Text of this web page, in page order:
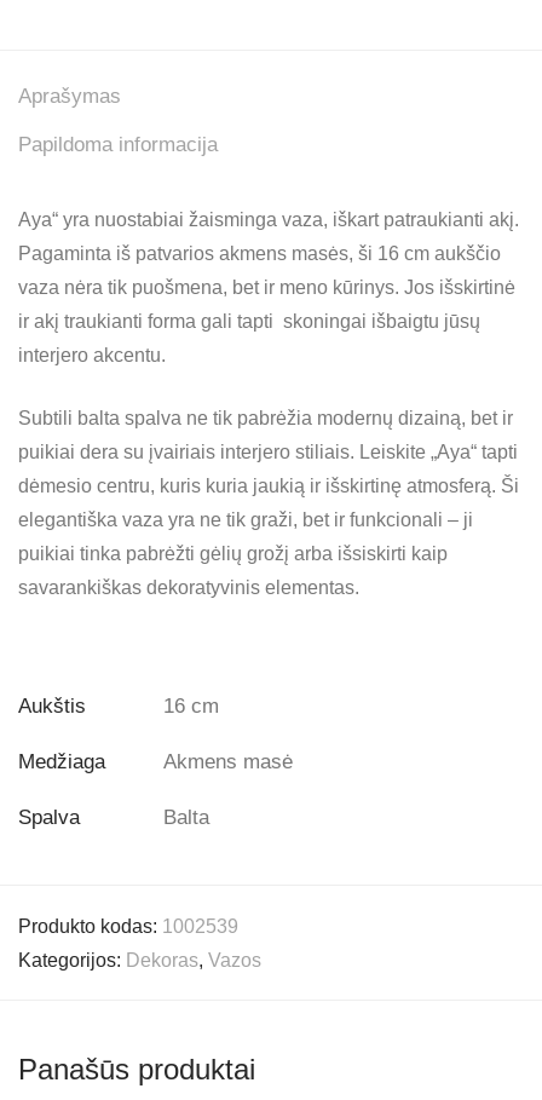
Aprašymas
Papildoma informacija
Aya“ yra nuostabiai žaisminga vaza, iškart patraukianti akį.
Pagaminta iš patvarios akmens masės, ši 16 cm aukščio
vaza nėra tik puošmena, bet ir meno kūrinys. Jos išskirtinė
ir akį traukianti forma gali tapti skoningai išbaigtu jūsų
interjero akcentu.
Subtili balta spalva ne tik pabrėžia modernų dizainą, bet ir
puikiai dera su įvairiais interjero stiliais. Leiskite „Aya“ tapti
dėmesio centru, kuris kuria jaukią ir išskirtinę atmosferą. Ši
elegantiška vaza yra ne tik graži, bet ir funkcionali – ji
puikiai tinka pabrėžti gėlių grožį arba išsiskirti kaip
savarankiškas dekoratyvinis elementas.
Aukštis 16 cm
Medžiaga Akmens masė
Spalva Balta
Produkto kodas: 1002539
Kategorijos: Dekoras, Vazos
Panašūs produktai